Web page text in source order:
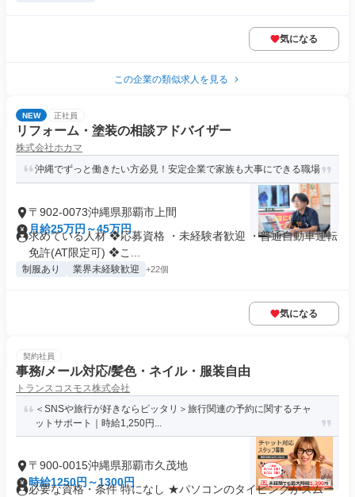
気になる
この企業の類似求人を見る
NEW 正社員
リフォーム・塗装の相談アドバイザー
株式会社ホカマ
沖縄でずっと働きたい方必見！安定企業で家族も大事にできる職場
〒902-0073沖縄県那覇市上間
月給25万円～45万円
求めている人材 ❖応募資格 ・未経験者歓迎 ・普通自動車運転
免許(AT限定可) ❖こ...
制服あり 業界未経験歓迎 +22個
気になる
契約社員
事務/メール対応/髪色・ネイル・服装自由
トランスコスモス株式会社
＜SNSや旅行が好きならピッタリ＞旅行関連の予約に関するチャ
ットサポート｜時給1,250円...
〒900-0015沖縄県那覇市久茂地
時給1250円～1300円
必要な資格・条件 特になし ★パソコンのタイピングがスムー